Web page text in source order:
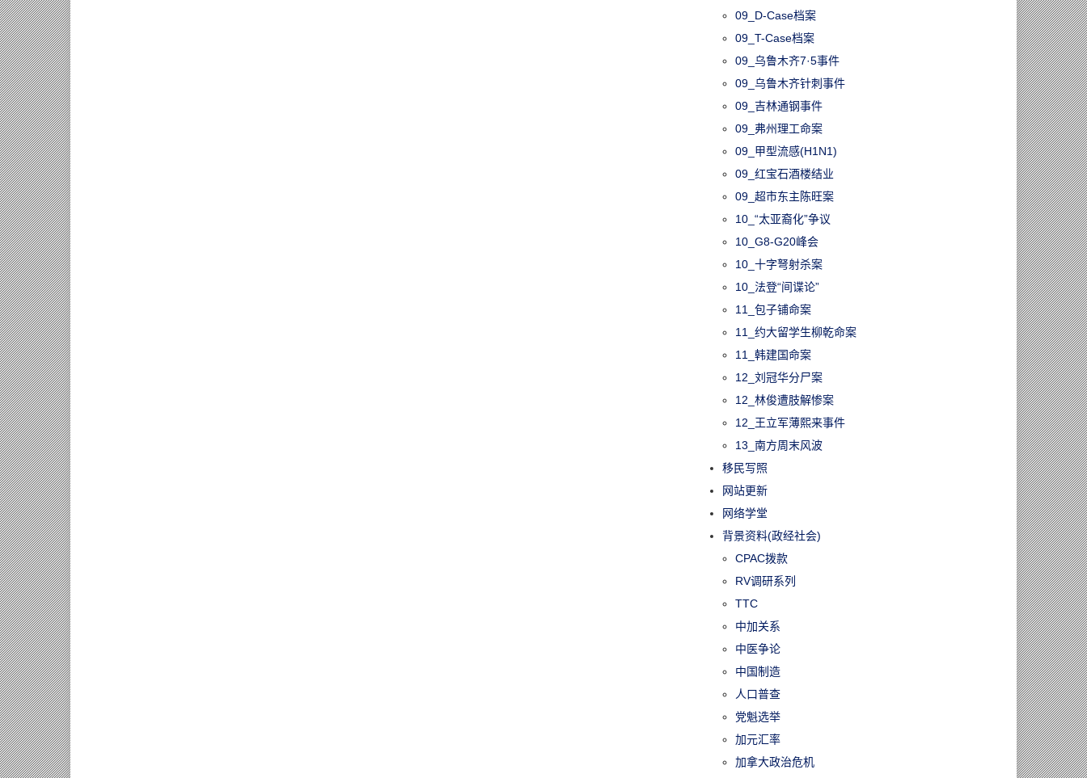
09_D-Case档案
09_T-Case档案
09_乌鲁木齐7·5事件
09_乌鲁木齐针刺事件
09_吉林通钢事件
09_弗州理工命案
09_甲型流感(H1N1)
09_红宝石酒楼结业
09_超市东主陈旺案
10_“太亚裔化”争议
10_G8-G20峰会
10_十字弩射杀案
10_法登“间谍论”
11_包子铺命案
11_约大留学生柳乾命案
11_韩建国命案
12_刘冠华分尸案
12_林俊遭肢解惨案
12_王立军薄熙来事件
13_南方周末风波
移民写照
网站更新
网络学堂
背景资料(政经社会)
CPAC拨款
RV调研系列
TTC
中加关系
中医争论
中国制造
人口普查
党魁选举
加元汇率
加拿大政治危机